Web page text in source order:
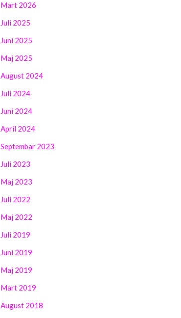
Mart 2026
Juli 2025
Juni 2025
Maj 2025
August 2024
Juli 2024
Juni 2024
April 2024
Septembar 2023
Juli 2023
Maj 2023
Juli 2022
Maj 2022
Juli 2019
Juni 2019
Maj 2019
Mart 2019
August 2018